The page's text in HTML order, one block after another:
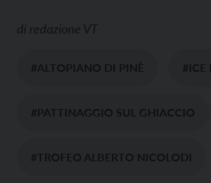
di redazione VT
#ALTOPIANO DI PINÈ #ICE
#PATTINAGGIO SUL GHIACCIO
#TROFEO ALBERTO NICOLODI